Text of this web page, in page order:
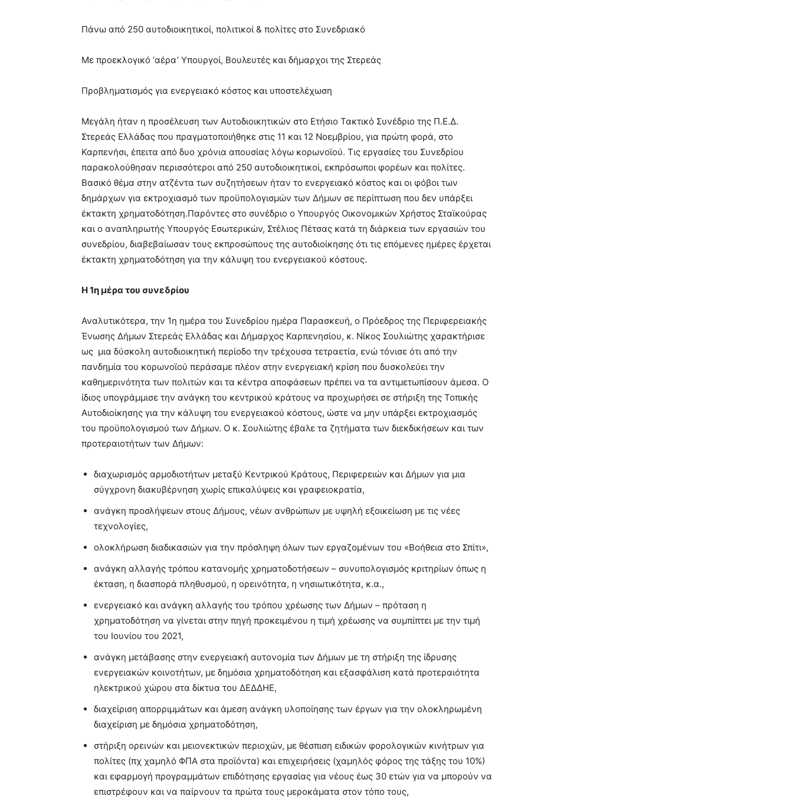
Πάνω από 250 αυτοδιοικητικοί, πολιτικοί & πολίτες στο Συνεδριακό
Με προεκλογικό ‘αέρα’ Υπουργοί, Βουλευτές και δήμαρχοι της Στερεάς
Προβληματισμός για ενεργειακό κόστος και υποστελέχωση
Μεγάλη ήταν η προσέλευση των Αυτοδιοικητικών στο Ετήσιο Τακτικό Συνέδριο της Π.Ε.Δ.
Στερεάς Ελλάδας που πραγματοποιήθηκε στις 11 και 12 Νοεμβρίου, για πρώτη φορά, στο
Καρπενήσι, έπειτα από δυο χρόνια απουσίας λόγω κορωνοϊού. Τις εργασίες του Συνεδρίου
παρακολούθησαν περισσότεροι από 250 αυτοδιοικητικοί, εκπρόσωποι φορέων και πολίτες.
Βασικό θέμα στην ατζέντα των συζητήσεων ήταν το ενεργειακό κόστος και οι φόβοι των
δημάρχων για εκτροχιασμό των προϋπολογισμών των Δήμων σε περίπτωση που δεν υπάρξει
έκτακτη χρηματοδότηση.Παρόντες στο συνέδριο ο Υπουργός Οικονομικών Χρήστος Σταϊκούρας
και ο αναπληρωτής Υπουργός Εσωτερικών, Στέλιος Πέτσας κατά τη διάρκεια των εργασιών του
συνεδρίου, διαβεβαίωσαν τους εκπροσώπους της αυτοδιοίκησης ότι τις επόμενες ημέρες έρχεται
έκτακτη χρηματοδότηση για την κάλυψη του ενεργειακού κόστους.
Η 1η μέρα του συνεδρίου
Αναλυτικότερα, την 1η ημέρα του Συνεδρίου ημέρα Παρασκευή, ο Πρόεδρος της Περιφερειακής
Ένωσης Δήμων Στερεάς Ελλάδας και Δήμαρχος Καρπενησίου, κ. Νίκος Σουλιώτης χαρακτήρισε
ως μια δύσκολη αυτοδιοικητική περίοδο την τρέχουσα τετραετία, ενώ τόνισε ότι από την
πανδημία του κορωνοϊού περάσαμε πλέον στην ενεργειακή κρίση που δυσκολεύει την
καθημερινότητα των πολιτών και τα κέντρα αποφάσεων πρέπει να τα αντιμετωπίσουν άμεσα. Ο
ίδιος υπογράμμισε την ανάγκη του κεντρικού κράτους να προχωρήσει σε στήριξη της Τοπικής
Αυτοδιοίκησης για την κάλυψη του ενεργειακού κόστους, ώστε να μην υπάρξει εκτροχιασμός
του προϋπολογισμού των Δήμων. Ο κ. Σουλιώτης έβαλε τα ζητήματα των διεκδικήσεων και των
προτεραιοτήτων των Δήμων:
διαχωρισμός αρμοδιοτήτων μεταξύ Κεντρικού Κράτους, Περιφερειών και Δήμων για μια
σύγχρονη διακυβέρνηση χωρίς επικαλύψεις και γραφειοκρατία,
ανάγκη προσλήψεων στους Δήμους, νέων ανθρώπων με υψηλή εξοικείωση με τις νέες
τεχνολογίες,
ολοκλήρωση διαδικασιών για την πρόσληψη όλων των εργαζομένων του «Βοήθεια στο Σπίτι»,
ανάγκη αλλαγής τρόπου κατανομής χρηματοδοτήσεων – συνυπολογισμός κριτηρίων όπως η
έκταση, η διασπορά πληθυσμού, η ορεινότητα, η νησιωτικότητα, κ.α.,
ενεργειακό και ανάγκη αλλαγής του τρόπου χρέωσης των Δήμων – πρόταση η
χρηματοδότηση να γίνεται στην πηγή προκειμένου η τιμή χρέωσης να συμπίπτει με την τιμή
του Ιουνίου του 2021,
ανάγκη μετάβασης στην ενεργειακή αυτονομία των Δήμων με τη στήριξη της ίδρυσης
ενεργειακών κοινοτήτων, με δημόσια χρηματοδότηση και εξασφάλιση κατά προτεραιότητα
ηλεκτρικού χώρου στα δίκτυα του ΔΕΔΔΗΕ,
διαχείριση απορριμμάτων και άμεση ανάγκη υλοποίησης των έργων για την ολοκληρωμένη
διαχείριση με δημόσια χρηματοδότηση,
στήριξη ορεινών και μειονεκτικών περιοχών, με θέσπιση ειδικών φορολογικών κινήτρων για
πολίτες (πχ χαμηλό ΦΠΑ στα προϊόντα) και επιχειρήσεις (χαμηλός φόρος της τάξης του 10%)
και εφαρμογή προγραμμάτων επιδότησης εργασίας για νέους έως 30 ετών για να μπορούν να
επιστρέφουν και να παίρνουν τα πρώτα τους μεροκάματα στον τόπο τους,